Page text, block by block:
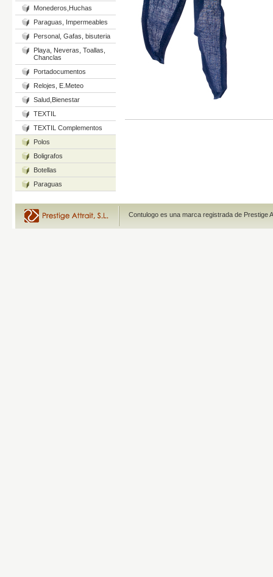
Monederos,Huchas
Paraguas, Impermeables
Personal, Gafas, bisuteria
Playa, Neveras, Toallas,
Chanclas
Portadocumentos
Relojes, E.Meteo
Salud,Bienestar
TEXTIL
TEXTIL Complementos
Polos
Boligrafos
Botellas
Paraguas
Contulogo es una marca registrada de